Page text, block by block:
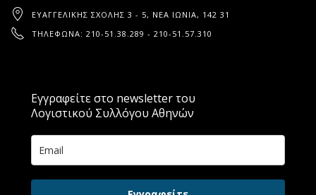
ΕΥΑΓΓΕΛΙΚΉΣ ΣΧΟΛΉΣ 3 - 5, ΝΈΑ ΙΩΝΊΑ, 142 31
ΤΗΛΈΦΩΝΑ: 210-51.38.289 - 210-51.57.310
Εγγραφείτε στο newsletter του
Λογιστικού Συλλόγου Αθηνών